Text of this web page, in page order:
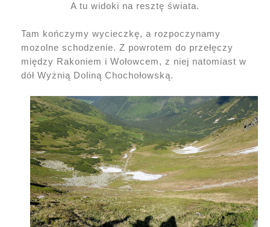
A tu widoki na resztę świata.
Tam kończymy wycieczkę, a rozpoczynamy
mozolne schodzenie. Z powrotem do przełęczy
między Rakoniem i Wołowcem, z niej natomiast w
dół Wyżnią Doliną Chochołowską.